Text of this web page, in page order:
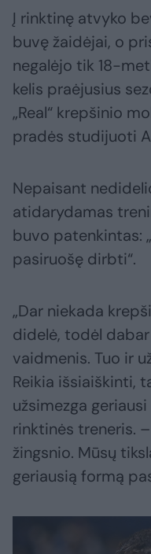
Į rinktinę atvyko
buvę žaidėjai, o
negalėjo tik 18-
kelis praėjusius
„Real“ krepšinio
pradės studijuoti
Nepaisant
atidarydamas
buvo patenkintas:
pasiruošę dirbti“.
„Dar niekada
didelė, todėl
vaidmenis. Tuo ir
Reikia išsiaiškinti,
užsimezga
rinktinės treneris.
žingsnio. Mūsų
geriausią formą